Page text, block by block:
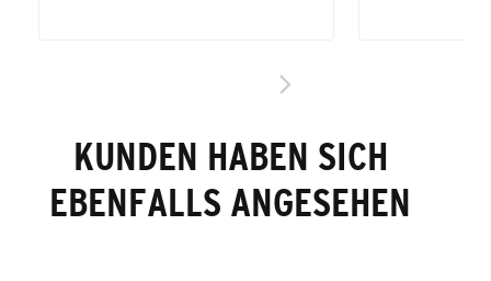
KUNDEN HABEN SICH
EBENFALLS ANGESEHEN